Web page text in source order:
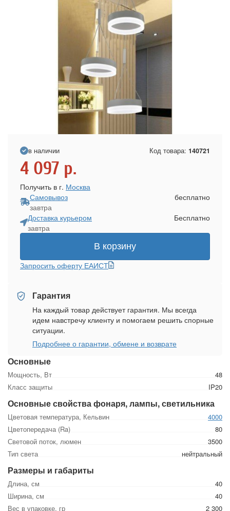
Основные
Мощность, Вт
48
Класс защиты
IP20
Основные свойства фонаря, лампы, светильника
Цветовая температура, Кельвин
4000
Цветопередача (Ra)
80
Световой поток, люмен
3500
Тип света
нейтральный
Размеры и габариты
Длина, см
40
Ширина, см
40
Вес в упаковке, гр
2 300
в наличии Код товара: 140721
4 097 р.
Получить в г. Москва
Самовывоз
завтра
бесплатно
Доставка курьером
завтра
Бесплатно
В корзину
Запросить оферту ЕАИСТ
Гарантия
На каждый товар действует гарантия. Мы всегда
идем навстречу клиенту и помогаем решить спорные
ситуации.
Подробнее о гарантии, обмене и возврате